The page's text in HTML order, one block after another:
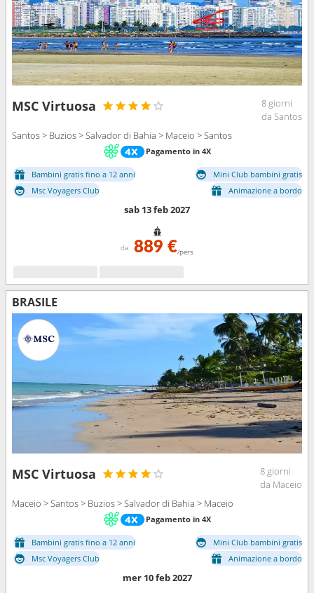
MSC Virtuosa
8 giorni
da Santos
Santos > Buzios > Salvador di Bahia > Maceio > Santos
Pagamento in 4X
Bambini gratis fino a 12 anni
Mini Club bambini gratis
Msc Voyagers Club
Animazione a bordo
sab 13 feb 2027
da 889 €/pers
BRASILE
MSC Virtuosa
8 giorni
da Maceio
Maceio > Santos > Buzios > Salvador di Bahia > Maceio
Pagamento in 4X
Bambini gratis fino a 12 anni
Mini Club bambini gratis
Msc Voyagers Club
Animazione a bordo
mer 10 feb 2027